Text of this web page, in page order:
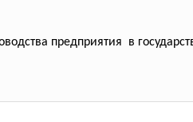
предприятия в